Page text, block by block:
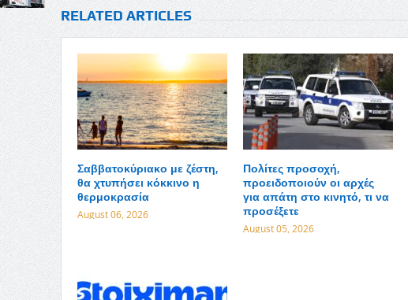
RELATED ARTICLES
Σαββατοκύριακο με ζέστη,
θα χτυπήσει κόκκινο η
θερμοκρασία
August 06, 2026
Πολίτες προσοχή,
προειδοποιούν οι αρχές
για απάτη στο κινητό, τι να
προσέξετε
August 05, 2026